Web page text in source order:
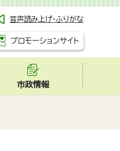
音声読み上げ・ふりがな
プロモーションサイト
市政情報